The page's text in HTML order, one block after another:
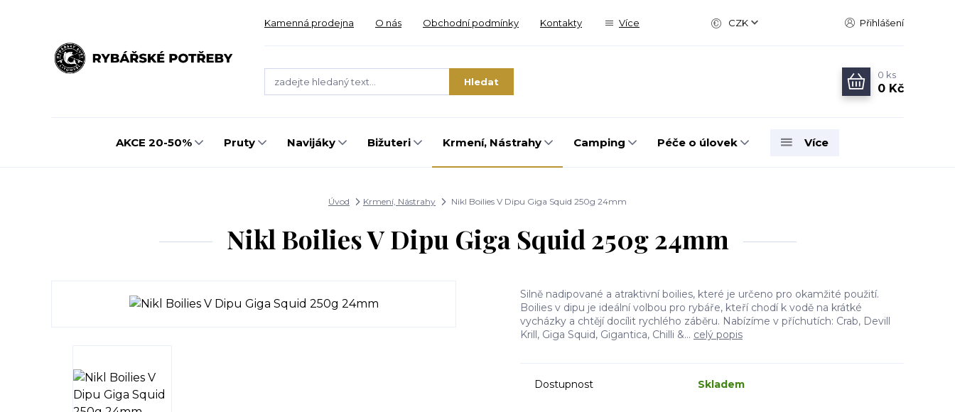
Kamenná prodejna O nás Obchodní podmínky Kontakty Více CZK Přihlášení
Hledat
0 ks
0 Kč
AKCE 20-50% Pruty Navijáky Bižuteri Krmení, Nástrahy Camping Péče o úlovek Více
Úvod Krmení, Nástrahy Nikl Boilies V Dipu Giga Squid 250g 24mm
Nikl Boilies V Dipu Giga Squid 250g 24mm
Silně nadipované a atraktivní boilies, které je určeno pro okamžité použití.
Boilies v dipu je ideální volbou pro rybáře, kteří chodí k vodě na krátké
vycházky a chtějí docílit rychlého záběru. Nabízíme v příchutích: Crab, Devill
Krill, Giga Squid, Gigantica, Chilli &... celý popis
Dostupnost Skladem